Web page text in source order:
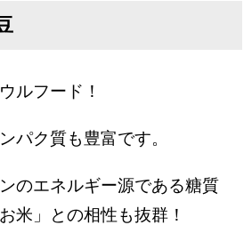
ルフード！
パク質も豊富です。
のエネルギー源である糖質
米」との相性も抜群！